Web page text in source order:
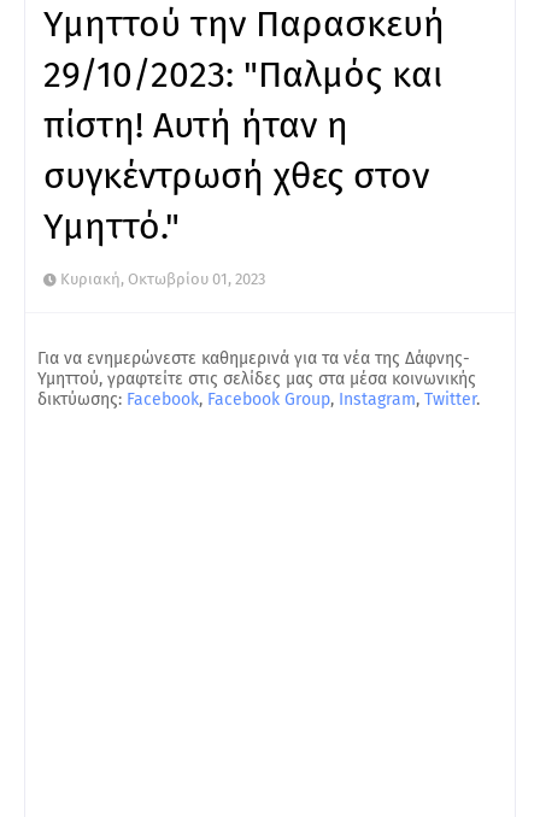
Υμηττού την Παρασκευή
29/10/2023: "Παλμός και
πίστη! Αυτή ήταν η
συγκέντρωσή χθες στον
Υμηττό."
Κυριακή, Οκτωβρίου 01, 2023
Για να ενημερώνεστε καθημερινά για τα νέα της Δάφνης-
Υμηττού, γραφτείτε στις σελίδες μας στα μέσα κοινωνικής
δικτύωσης: Facebook, Facebook Group, Instagram, Twitter.